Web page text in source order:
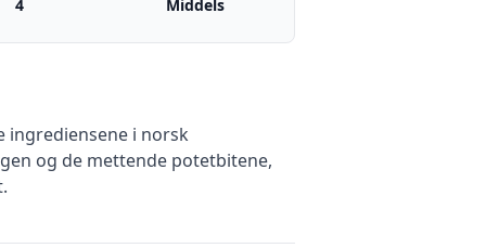
4 Middels
ingrediensene i norsk
og de mettende potetbitene,